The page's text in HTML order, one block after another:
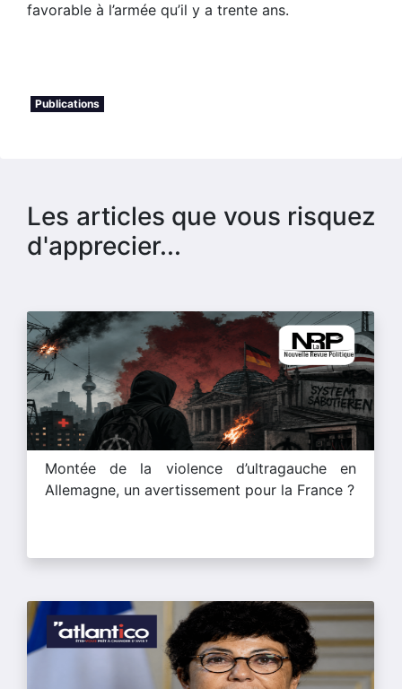
favorable à l’armée qu’il y a trente ans.
Publications
Les articles que vous risquez
d'apprecier...
Montée de la violence d’ultragauche en
Allemagne, un avertissement pour la France ?